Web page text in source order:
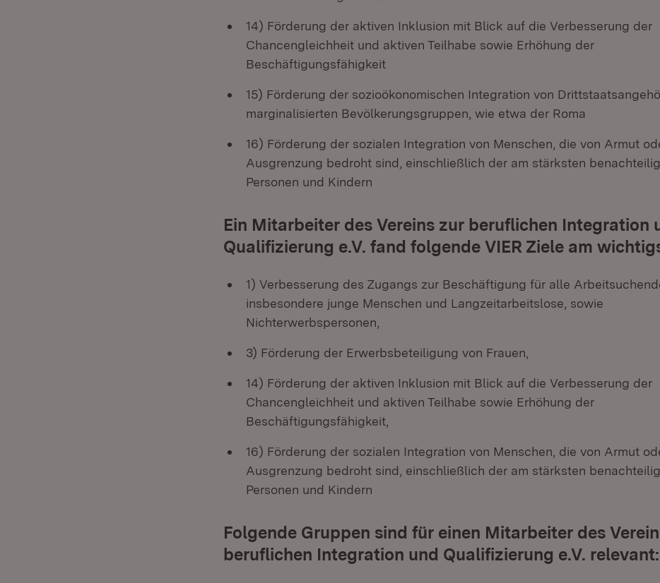
14) Förderung der aktiven Inklusion mit Blick auf die Verbesserung der
Chancengleichheit und aktiven Teilhabe sowie Erhöhung der
Beschäftigungsfähigkeit
15) Förderung der sozioökonomischen Integration von
marginalisierten Bevölkerungsgruppen, wie etwa der Roma
16) Förderung der sozialen Integration von Menschen, die von Armut
Ausgrenzung bedroht sind, einschließlich der am stärksten
Personen und Kindern
Ein Mitarbeiter des Vereins zur beruflichen Integration
Qualifizierung e.V. fand folgende VIER Ziele am
1) Verbesserung des Zugangs zur Beschäftigung für alle
insbesondere junge Menschen und Langzeitarbeitslose, sowie
Nichterwerbspersonen,
3) Förderung der Erwerbsbeteiligung von Frauen,
14) Förderung der aktiven Inklusion mit Blick auf die Verbesserung der
Chancengleichheit und aktiven Teilhabe sowie Erhöhung der
Beschäftigungsfähigkeit,
16) Förderung der sozialen Integration von Menschen, die von Armut
Ausgrenzung bedroht sind, einschließlich der am stärksten
Personen und Kindern
Folgende Gruppen sind für einen Mitarbeiter des
beruflichen Integration und Qualifizierung e.V. relevant: